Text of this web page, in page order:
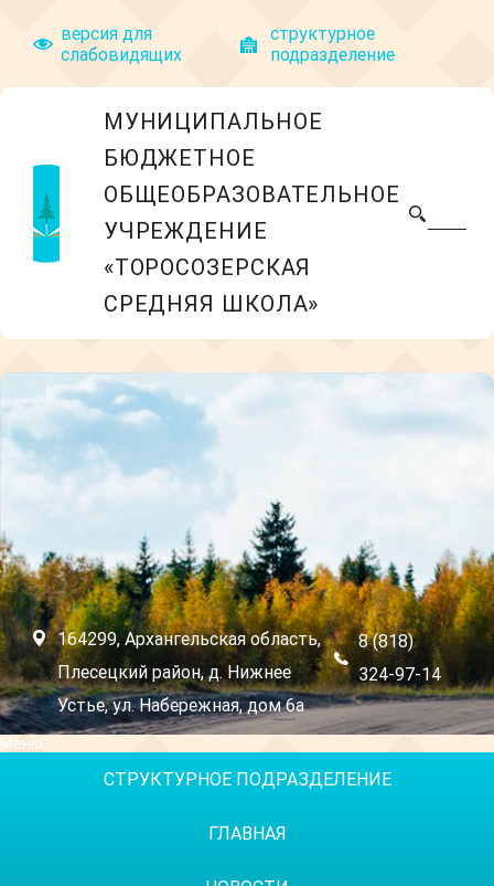
версия для
слабовидящих
структyрное
подразделение
МУНИЦИПАЛЬНОЕ
БЮДЖЕТНОЕ
ОБЩЕОБРАЗОВАТЕЛЬНОЕ
УЧРЕЖДЕНИЕ
«ТОРОСОЗЕРСКАЯ
СРЕДНЯЯ ШКОЛА»
164299, Архангельская область,
Плесецкий район, д. Нижнее
Устье, ул. Набережная, дом 6а
8 (818)
324-97-14
Меню
СТРУКТУРНОЕ ПОДРАЗДЕЛЕНИЕ
ГЛАВНАЯ